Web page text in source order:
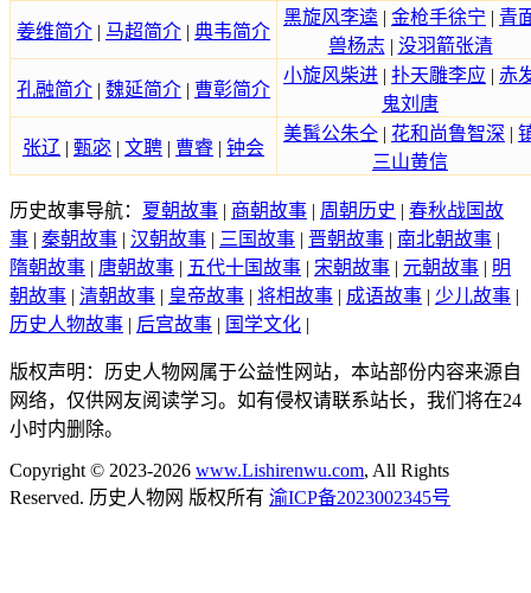
姜维简介 | 马超简介 | 典韦简介
黑旋风李逵 | 金枪手徐宁 | 青
兽杨志| 没羽箭张清
孔融简介 | 魏延简介 | 曹彰简介
小旋风柴进 | 扑天雕李应 | 赤
鬼刘唐
张辽 | 甄宓 | 文聘 | 曹睿 | 钟会
美髯公朱仝 | 花和尚鲁智深 |
三山黄信
历史故事导航： 夏朝故事 | 商朝故事 | 周朝历史 | 春秋战国故
事 | 秦朝故事 | 汉朝故事 | 三国故事 | 晋朝故事 | 南北朝故事 |
隋朝故事 | 唐朝故事 | 五代十国故事 | 宋朝故事 | 元朝故事 | 明
朝故事 | 清朝故事 | 皇帝故事 | 将相故事 | 成语故事 | 少儿故事 |
历史人物故事 | 后宫故事 | 国学文化 |
版权声明：历史人物网属于公益性网站，本站部份内容来源自
网络，仅供网友阅读学习。如有侵权请联系站长，我们将在24
小时内删除。
Copyright © 2023-2026 www.Lishirenwu.com, All Rights
Reserved. 历史人物网 版权所有 渝ICP备2023002345号